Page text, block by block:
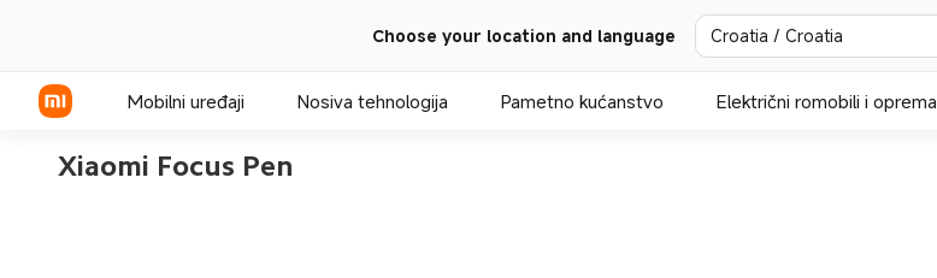
Choose your location and language Croatia / Croatia
Mobilni uređaji Nosiva tehnologija Pametno kućanstvo Električni romobili i oprema